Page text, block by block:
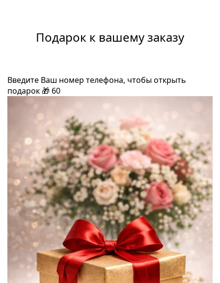
Подарок к вашему заказу
Введите Ваш номер телефона, чтобы открыть
подарок 🎁 60